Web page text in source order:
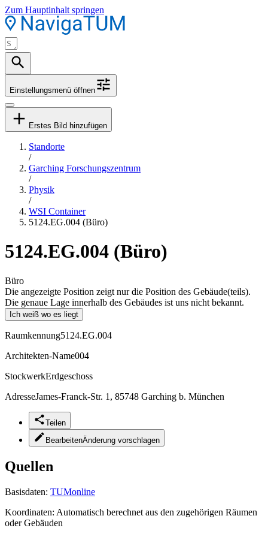
Zum Hauptinhalt springen
Einstellungsmenü öffnen
Erstes Bild hinzufügen
Standorte
/
Garching Forschungszentrum
/
Physik
/
WSI Container
5124.EG.004 (Büro)
5124.EG.004 (Büro)
Büro
Die angezeigte Position zeigt nur die Position des Gebäude(teils).
Die genaue Lage innerhalb des Gebäudes ist uns nicht bekannt.
Ich weiß wo es liegt
Raumkennung5124.EG.004
Architekten-Name004
StockwerkErdgeschoss
AdresseJames-Franck-Str. 1, 85748 Garching b. München
Teilen
BearbeitenÄnderung vorschlagen
Quellen
Basisdaten: TUMonline
Koordinaten: Automatisch berechnet aus den zugehörigen Räumen
oder Gebäuden